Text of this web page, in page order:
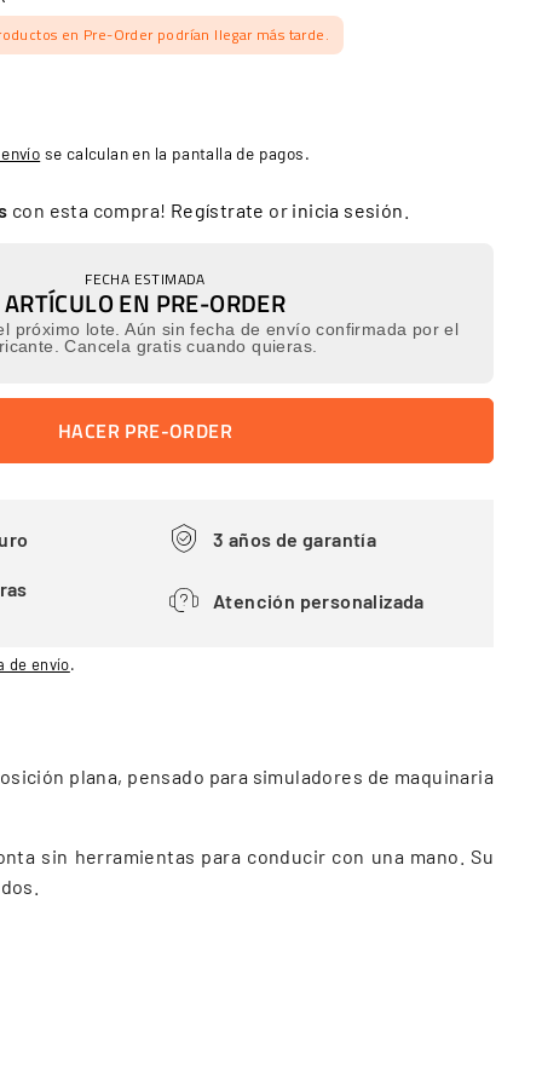
en Pre-Order podrían llegar más tarde.
se calculan en la pantalla de pagos.
con esta compra! Regístrate or inicia sesión
FECHA ESTIMADA
ARTÍCULO EN PRE-ORDER
próximo lote. Aún sin fecha de envío confirmada por el
Cancela gratis cuando quieras.
HACER PRE-ORDER
3 años de garantía
Atención personalizada
de envío.
plana, pensado para simuladores de maquinaria
sin herramientas para conducir con una mano. Su